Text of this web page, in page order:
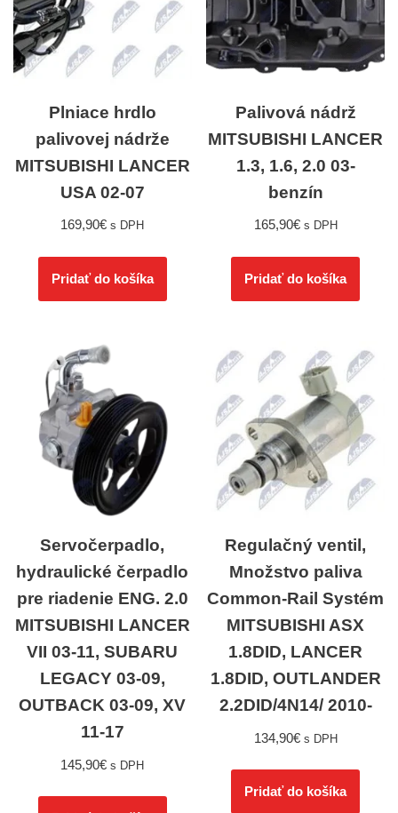
Plniace hrdlo
palivovej nádrže
MITSUBISHI LANCER
USA 02-07
169,90€ s DPH
Pridať do košíka
Palivová nádrž
MITSUBISHI LANCER
1.3, 1.6, 2.0 03-
benzín
165,90€ s DPH
Pridať do košíka
Servočerpadlo,
hydraulické čerpadlo
pre riadenie ENG. 2.0
MITSUBISHI LANCER
VII 03-11, SUBARU
LEGACY 03-09,
OUTBACK 03-09, XV
11-17
145,90€ s DPH
Regulačný ventil,
Množstvo paliva
Common-Rail Systém
MITSUBISHI ASX
1.8DID, LANCER
1.8DID, OUTLANDER
2.2DID/4N14/ 2010-
134,90€ s DPH
Pridať do košíka